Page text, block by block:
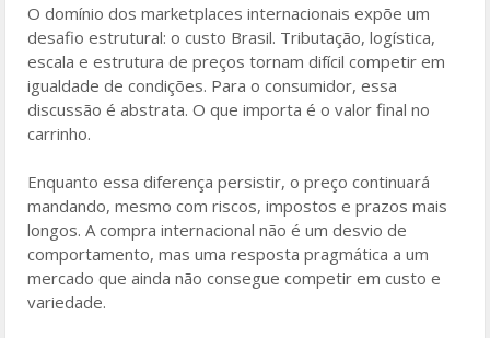
O domínio dos marketplaces internacionais expõe um
desafio estrutural: o custo Brasil. Tributação, logística,
escala e estrutura de preços tornam difícil competir em
igualdade de condições. Para o consumidor, essa
discussão é abstrata. O que importa é o valor final no
carrinho.
Enquanto essa diferença persistir, o preço continuará
mandando, mesmo com riscos, impostos e prazos mais
longos. A compra internacional não é um desvio de
comportamento, mas uma resposta pragmática a um
mercado que ainda não consegue competir em custo e
variedade.